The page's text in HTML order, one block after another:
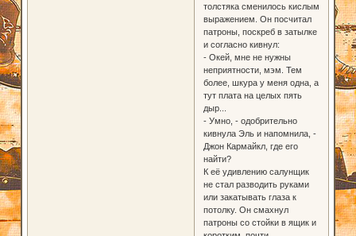
толстяка сменилось кислым
выражением. Он посчитал
патроны, поскреб в затылке
и согласно кивнул:
- Окей, мне не нужны
неприятности, мэм. Тем
более, шкура у меня одна, а
тут плата на целых пять
дыр...
- Умно, - одобрительно
кивнула Эль и напомнила, -
Джон Кармайкл, где его
найти?
К её удивлению салунщик
не стал разводить руками
или закатывать глаза к
потолку. Он смахнул
патроны со стойки в ящик и